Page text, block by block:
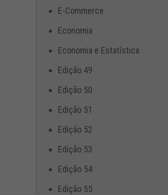
E-Commerce
Economia
Economia e Estatística
Edição 49
Edição 50
Edição 51
Edição 52
Edição 53
Edição 54
Edição 55